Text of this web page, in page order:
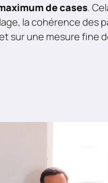
de cases.
la cohérence des
sur une mesure fine